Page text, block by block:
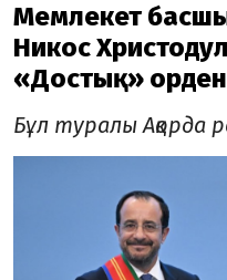
Мемлекет
Никос
«Достық»
Бұл туралы Ақорда